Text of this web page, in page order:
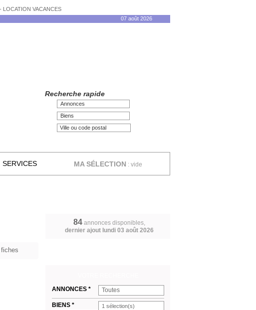
LOCATION VACANCES
07 août 2026
Recherche rapide
Annonces
Biens
SERVICES MA SÉLECTION : vide
84annonces disponibles,
dernier ajout lundi 03 août 2026
fiches
ANNONCES *
Toutes
BIENS * 1 sélection(s)